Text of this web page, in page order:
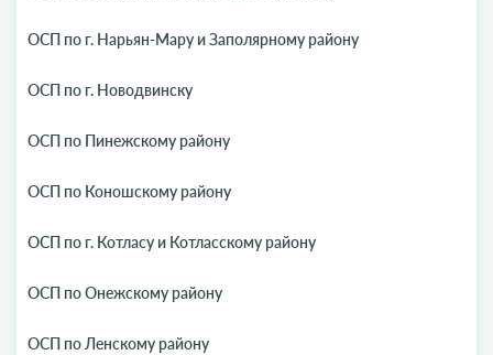
ОСП по г. Нарьян-Мару и Заполярному району
ОСП по г. Новодвинску
ОСП по Пинежскому району
ОСП по Коношскому району
ОСП по г. Котласу и Котласскому району
ОСП по Онежскому району
ОСП по Ленскому району